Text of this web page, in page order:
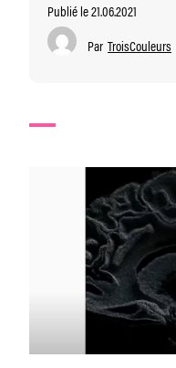
Publié le 21.06.2021
Par TroisCouleurs